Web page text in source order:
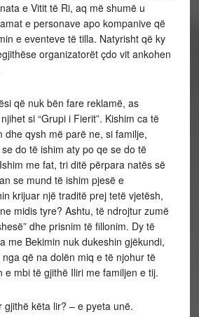
e Vitit të Ri, aq më shumë u
e personave apo kompanive që
e eventeve të tilla. Natyrisht që ky
organizatorët çdo vit ankohen
që nuk bën fare reklamë, as
si “Grupi i Fierit”. Kishim ca të
dhe qysh më parë ne, si familje,
do të ishim aty po qe se do të
me fat, tri ditë përpara natës së
se mund të ishim pjesë e
krijuar një traditë prej tetë vjetësh,
midis tyre? Ashtu, të ndrojtur zumë
dhe prisnim të fillonim. Dy të
me Bekimin nuk dukeshin gjëkundi,
që na dolën miq e të njohur të
e mbi të gjithë Iliri me familjen e tij.
këta lir? – e pyeta unë.